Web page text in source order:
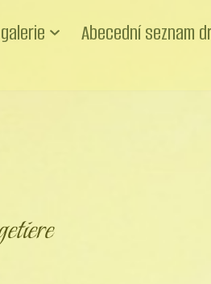
Abecední seznam